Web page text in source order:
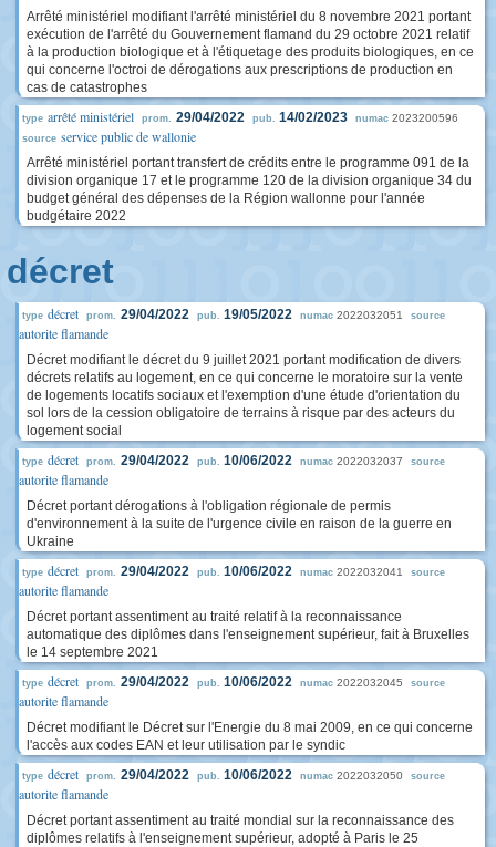
Arrêté ministériel modifiant l'arrêté ministériel du 8 novembre 2021 portant
exécution de l'arrêté du Gouvernement flamand du 29 octobre 2021 relatif
à la production biologique et à l'étiquetage des produits biologiques, en ce
qui concerne l'octroi de dérogations aux prescriptions de production en
cas de catastrophes
type arrêté ministériel prom. 29/04/2022 pub. 14/02/2023 numac 2023200596
source service public de wallonie
Arrêté ministériel portant transfert de crédits entre le programme 091 de la
division organique 17 et le programme 120 de la division organique 34 du
budget général des dépenses de la Région wallonne pour l'année
budgétaire 2022
décret
type décret prom. 29/04/2022 pub. 19/05/2022 numac 2022032051 source
autorite flamande
Décret modifiant le décret du 9 juillet 2021 portant modification de divers
décrets relatifs au logement, en ce qui concerne le moratoire sur la vente
de logements locatifs sociaux et l'exemption d'une étude d'orientation du
sol lors de la cession obligatoire de terrains à risque par des acteurs du
logement social
type décret prom. 29/04/2022 pub. 10/06/2022 numac 2022032037 source
autorite flamande
Décret portant dérogations à l'obligation régionale de permis
d'environnement à la suite de l'urgence civile en raison de la guerre en
Ukraine
type décret prom. 29/04/2022 pub. 10/06/2022 numac 2022032041 source
autorite flamande
Décret portant assentiment au traité relatif à la reconnaissance
automatique des diplômes dans l'enseignement supérieur, fait à Bruxelles
le 14 septembre 2021
type décret prom. 29/04/2022 pub. 10/06/2022 numac 2022032045 source
autorite flamande
Décret modifiant le Décret sur l'Energie du 8 mai 2009, en ce qui concerne
l'accès aux codes EAN et leur utilisation par le syndic
type décret prom. 29/04/2022 pub. 10/06/2022 numac 2022032050 source
autorite flamande
Décret portant assentiment au traité mondial sur la reconnaissance des
diplômes relatifs à l'enseignement supérieur, adopté à Paris le 25